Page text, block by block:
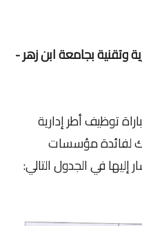
أطرإدارية وتقنية بجامعة ابن زهر -
توظيف أطر إدارية
لفائدة مؤسسات
في الجدول التالي: